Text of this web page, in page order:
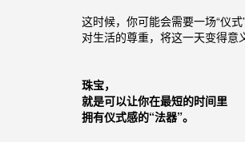
这时候，你可能会需要一场“仪
对生活的尊重，将这一天变得意
珠宝，
就是可以让你在最短的时间里
拥有仪式感的“法器”。